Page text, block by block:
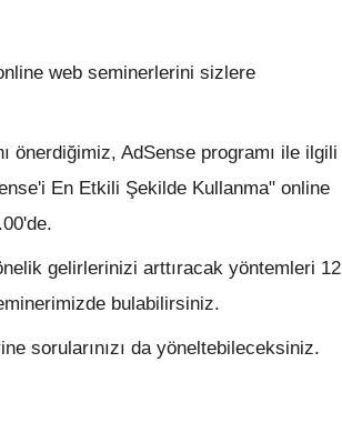
web seminerlerini sizlere
önerdiğimiz, AdSense programı ile ilgili
En Etkili Şekilde Kullanma" online
gelirlerinizi arttıracak yöntemleri 12
bulabilirsiniz.
sorularınızı da yöneltebileceksiniz.